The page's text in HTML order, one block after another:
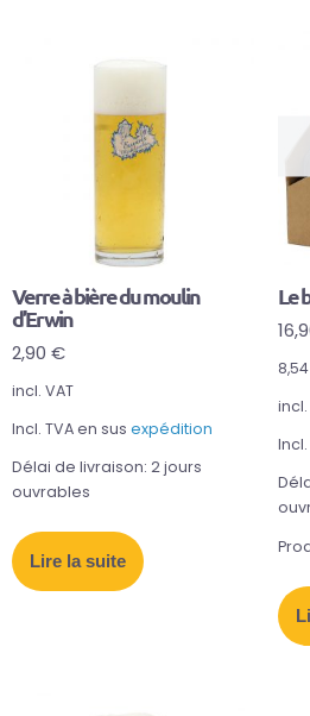
Verre à bière du moulin
d’Erwin
2,90 €
incl. VAT
Incl. TVA en sus expédition
Délai de livraison: 2 jours
ouvrables
Lire la suite
Le
8,54
incl.